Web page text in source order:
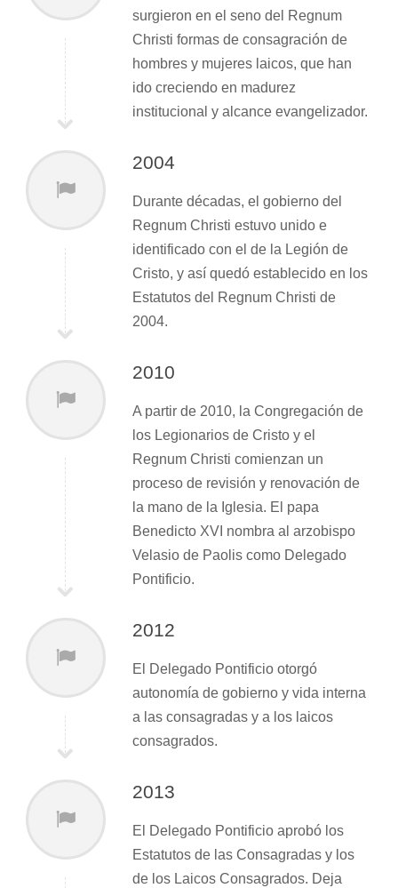
surgieron en el seno del Regnum
Christi formas de consagración de
hombres y mujeres laicos, que han
ido creciendo en madurez
institucional y alcance evangelizador.
2004
Durante décadas, el gobierno del
Regnum Christi estuvo unido e
identificado con el de la Legión de
Cristo, y así quedó establecido en los
Estatutos del Regnum Christi de
2004.
2010
A partir de 2010, la Congregación de
los Legionarios de Cristo y el
Regnum Christi comienzan un
proceso de revisión y renovación de
la mano de la Iglesia. El papa
Benedicto XVI nombra al arzobispo
Velasio de Paolis como Delegado
Pontificio.
2012
El Delegado Pontificio otorgó
autonomía de gobierno y vida interna
a las consagradas y a los laicos
consagrados.
2013
El Delegado Pontificio aprobó los
Estatutos de las Consagradas y los
de los Laicos Consagrados. Deja